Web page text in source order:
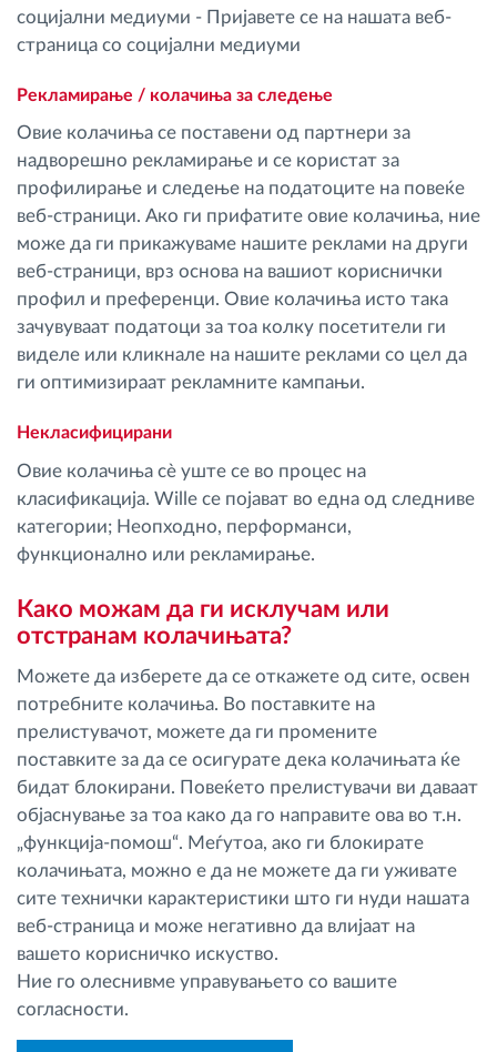
социјални медиуми - Пријавете се на нашата веб-
страница со социјални медиуми
Рекламирање / колачиња за следење
Овие колачиња се поставени од партнери за
надворешно рекламирање и се користат за
профилирање и следење на податоците на повеќе
веб-страници. Ако ги прифатите овие колачиња, ние
може да ги прикажуваме нашите реклами на други
веб-страници, врз основа на вашиот кориснички
профил и преференци. Овие колачиња исто така
зачувуваат податоци за тоа колку посетители ги
виделе или кликнале на нашите реклами со цел да
ги оптимизираат рекламните кампањи.
Некласифицирани
Овие колачиња сè уште се во процес на
класификација. Willе се појават во една од следниве
категории; Неопходно, перформанси,
функционално или рекламирање.
Како можам да ги исклучам или
отстранам колачињата?
Можете да изберете да се откажете од сите, освен
потребните колачиња. Во поставките на
прелистувачот, можете да ги промените
поставките за да се осигурате дека колачињата ќе
бидат блокирани. Повеќето прелистувачи ви даваат
објаснување за тоа како да го направите ова во т.н.
„функција-помош“. Меѓутоа, ако ги блокирате
колачињата, можно е да не можете да ги уживате
сите технички карактеристики што ги нуди нашата
веб-страница и може негативно да влијаат на
вашето корисничко искуство.
Ние го олеснивме управувањето со вашите
согласности.